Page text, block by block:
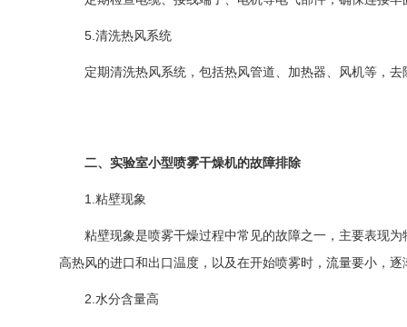
5.清洗热风系统
定期清洗热风系统，包括热风管道、加热器、风机等，去
二、实验室小型喷雾干燥机的故障排除
1.粘壁现象
粘壁现象是喷雾干燥过程中常见的故障之一，主要表现为
高热风的进口和出口温度，以及在开始喷雾时，流量要小，
2.水分含量高